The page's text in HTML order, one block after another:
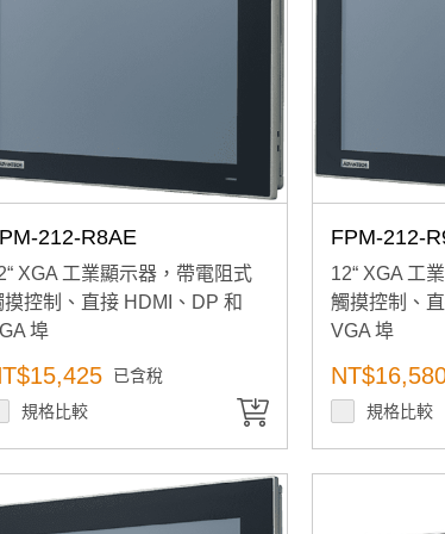
212-R8AE
XGA 工業顯示器，帶電阻式
摸控制、直接 HDMI、DP 和
埠
已含稅
規格比較
FPM-212-
12“ XGA 工
觸摸控制、
VGA 埠
規格比較